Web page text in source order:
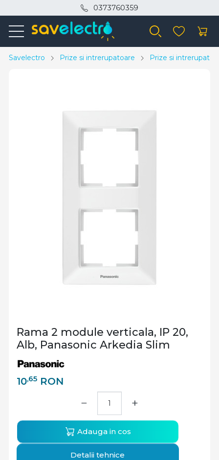
0373760359
Savelectro Prize si intrerupatoare Prize si
Rama 2 module verticala, IP 20,
Alb, Panasonic Arkedia Slim
10,65 RON
− +
Adauga in cos
Detalii tehnice